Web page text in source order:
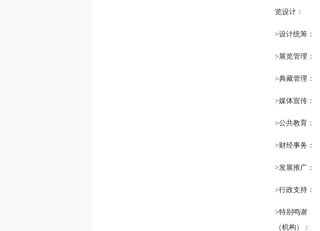
览设计：
>设计统筹：
>展览管理：
>典藏管理：
>媒体宣传：
>公共教育：
>财经事务：
>发展推广：
>行政支持：
>特别鸣谢
（机构）：